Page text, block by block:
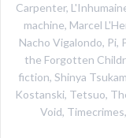
Carpenter,
machine, Marcel
Nacho Vigalondo, Pi,
the Forgotten
fiction, Shinya
Kostanski, Tetsuo,
Void, Timecrimes,